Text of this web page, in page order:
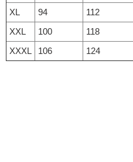
XL 94 112
XXL
100 118
XXXL
106 124